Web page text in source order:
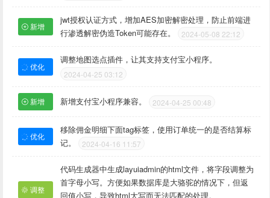
新增
jwt授权认证方式，增加AES加密解密处理，防止前端进
行渗透解密伪造Token可能存在。
2024-05-08 22:12
优化
调整地图选点插件，让其支持支付宝小程序。
2024-04-25 03:12
新增 新增支付宝小程序兼容。 2024-04-25 00:48
优化
移除佣金明细下面tag标签，使用订单统一的是否结算标
记。
2024-04-16 11:57
调整
代码生成器中生成layuiadmin的html文件，将字段调整为
首字母小写。方便如果数据库是大骆驼的情况下，但返
回值小写，导致html大写而无法匹配的处理。